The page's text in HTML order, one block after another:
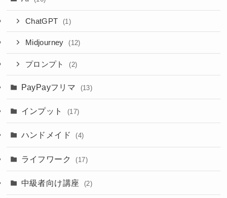
ChatGPT (1)
Midjourney (12)
プロンプト (2)
PayPayフリマ (13)
インプット (17)
ハンドメイド (4)
ライフワーク (17)
中級者向け講座 (2)